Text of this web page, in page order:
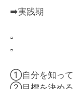
➡️実践期
▫️
▫️
①自分を知って